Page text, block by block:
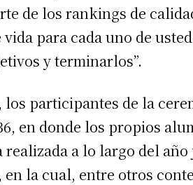
de los rankings de
para cada uno de
y terminarlos”.
los participantes de la
en donde los propios
realizada a lo largo del
en la cual, entre otros